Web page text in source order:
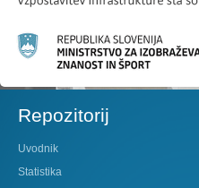
Repozitorij
Uvodnik
Statistika